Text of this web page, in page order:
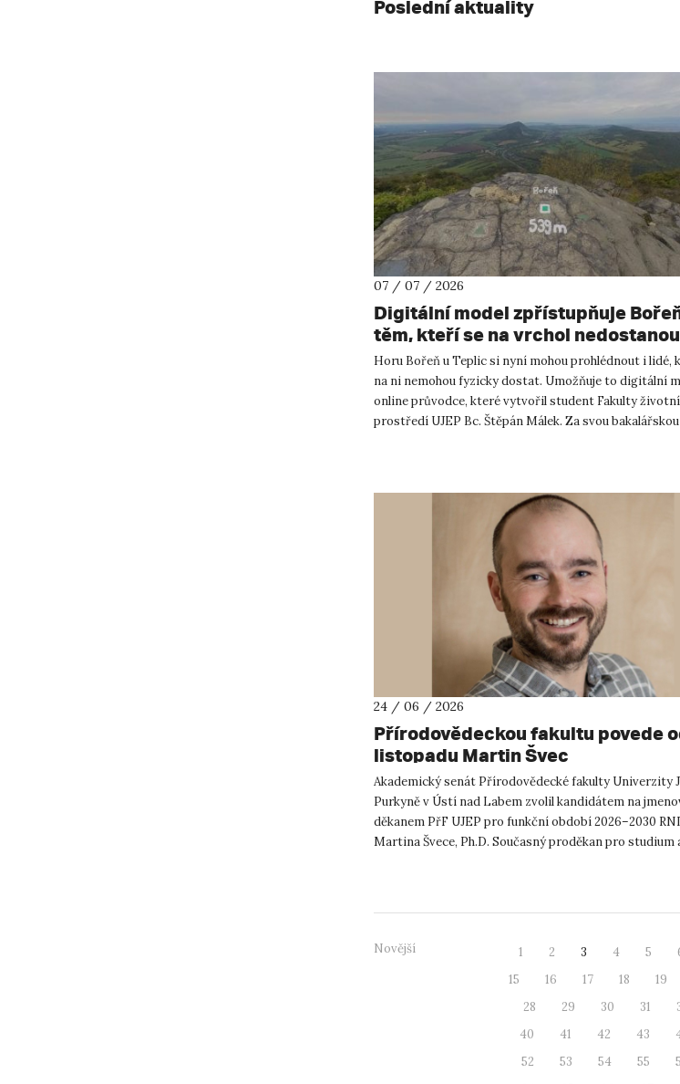
Poslední aktuality
07 / 07 / 2026
Digitální model zpřístupňuje
těm, kteří se na vrchol nedostanou
Horu Bořeň u Teplic si nyní mohou prohlédnout i lidé,
na ni nemohou fyzicky dostat. Umožňuje to digitální
online průvodce, které vytvořil student Fakulty
prostředí UJEP Bc. Štěpán Málek. Za svou
24 / 06 / 2026
Přírodovědeckou fakultu povede
listopadu Martin Švec
Akademický senát Přírodovědecké fakulty Univerzity
Purkyně v Ústí nad Labem zvolil kandidátem na
děkanem PřF UJEP pro funkční období 2026–2030
Martina Švece, Ph.D. Současný proděkan pro studium
Novější 1 2 3 4 5
15
16 17 18 19
28
29 30 31
40
41 42 43
52
53 54 55